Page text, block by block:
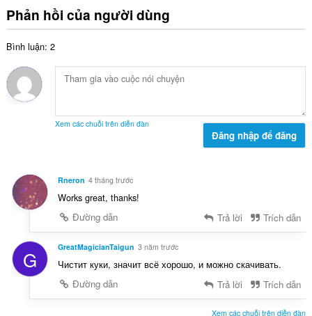
g
:
ế
p
n
g
g
x
ế
ạ
Phản hồi của người dùng
Bình luận: 2
Xem các chuỗi trên diễn đàn
Đăng nhập để đăng
Rneron 4 tháng trước
Works great, thanks!
Đường dẫn
Trả lời Trích dẫn
G GreatMagicianTaigun 3 năm trước
Чистит куки, значит всё хорошо, и можно скачивать.
Đường dẫn
Trả lời Trích dẫn
Xem các chuỗi trên diễn đàn